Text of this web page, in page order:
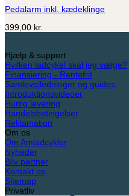
varianter.
kan
varesiden
Pedalarm inkl. kædeklinge
399,00 kr.
Hjælp & support
Hvilken ladcykel skal jeg vælge?
Finansiering - Rentefrit
Samlevejledninger og guides
Introduktionsvideoer
Hurtig levering
Handelsbetingelser
Reklamation
Om os
Om Amladcykler
Nyheder
Bliv partner
Kontakt os
Sitemap
Privatliv